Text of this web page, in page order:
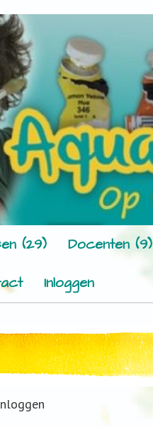
(29) Docenten (9)
Inloggen